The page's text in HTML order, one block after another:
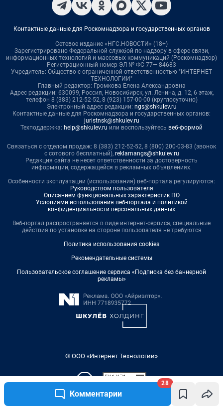
Комментарии
28
Контактные данные для Роскомнадзора и государственных органов
Сетевое издание «НГС.НОВОСТИ» (18+)
Зарегистрировано Федеральной службой по надзору в сфере связи,
информационных технологий и массовых коммуникаций (Роскомнадзор)
Регистрационный номер ЭЛ № ФС 77— 84683
Учредитель: Общество с ограниченной ответственностью "ИНТЕРНЕТ
ТЕХНОЛОГИИ"
Главный редактор: Громкова Елена Александровна
Адрес редакции: 630099, Россия, Новосибирск, ул. Ленина, д. 12, 6 этаж,
телефон 8 (383) 212-52-52, 8 (923) 157-00-00 (круглосуточно)
Электронный адрес редакции: ngs@shkulev.ru
Контактные данные для Роскомнадзора и государственных органов:
juristnsk@shkulev.ru
Техподдержка: help@shkulev.ru или воспользуйтесь веб-формой
Связаться с отделом продаж: 8 (383) 212-52-52, 8 (800) 200-03-83 (звонок
с сотового бесплатный), reklamangs@shkulev.ru
Редакция сайта не несет ответственности за достоверность
информации, содержащейся в рекламных объявлениях.
Особенности эксплуатации (использования) веб-портала регулируются:
Руководством пользователя
Описанием функциональных характеристик ПО
Условиями использования веб-портала и политикой
конфиденциальности персональных данных
Веб-портал распространяется в виде интернет-сервиса, специальные
действия по установке на стороне пользователя не требуются
Политика использования cookies
Рекомендательные системы
Пользовательское соглашение сервиса «Подписка без баннерной
рекламы»
© ООО «Интернет Технологии»